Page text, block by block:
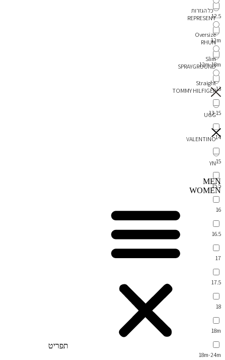
REPRESENT
RHUN
SPRAYGROUND
TOMMY HILFIGER
UGG
VALENTINO
YN
12.5
12m
12m-18m
13
13-15
14
15
15.5
16
16.5
17
17.5
18
18m
18m-24m
כל הגזרות
Oversize
Slim
Straight
MEN
WOMEN
תפריט